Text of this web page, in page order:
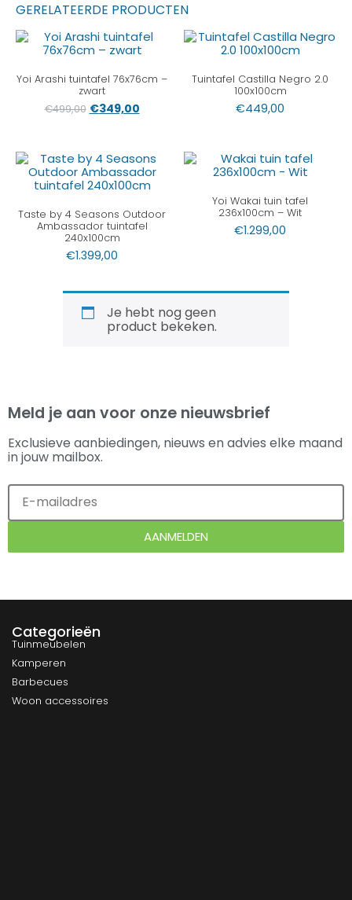
GERELATEERDE PRODUCTEN
Yoi Arashi tuintafel 76x76cm –
zwart
€499,00 €349,00
Tuintafel Castilla Negro 2.0
100x100cm
€449,00
Taste by 4 Seasons Outdoor
Ambassador tuintafel
240x100cm
€1.399,00
Yoi Wakai tuin tafel
236x100cm – Wit
€1.299,00
Je hebt nog geen
product bekeken.
Meld je aan voor onze nieuwsbrief
Exclusieve aanbiedingen, nieuws en advies elke maand
in jouw mailbox.
AANMELDEN
Categorieën
Tuinmeubelen
Kamperen
Barbecues
Woon accessoires